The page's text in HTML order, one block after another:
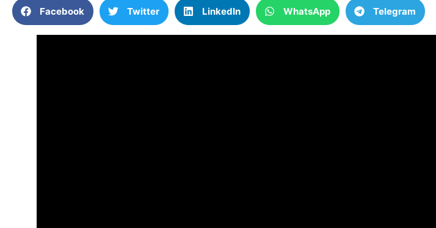
Facebook Twitter LinkedIn WhatsApp Telegram